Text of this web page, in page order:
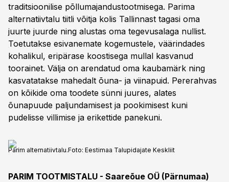
traditsioonilise põllumajandustootmisega. Parima
alternatiivtalu tiitli võitja kolis Tallinnast tagasi oma
juurte juurde ning alustas oma tegevusalaga nullist.
Toetutakse esivanemate kogemustele, väärindades
kohalikul, eripärase koostisega mullal kasvanud
toorainet. Välja on arendatud oma kaubamärk ning
kasvatatakse mahedalt õuna- ja viinapuid. Pererahvas
on kõikide oma toodete sünni juures, alates
õunapuude paljundamisest ja pookimisest kuni
pudelisse villimise ja erikettide panekuni.
Parim alternatiivtalu.Foto: Eestimaa Talupidajate Keskliit
PARIM TOOTMISTALU - Saareõue OÜ (Pärnumaa)